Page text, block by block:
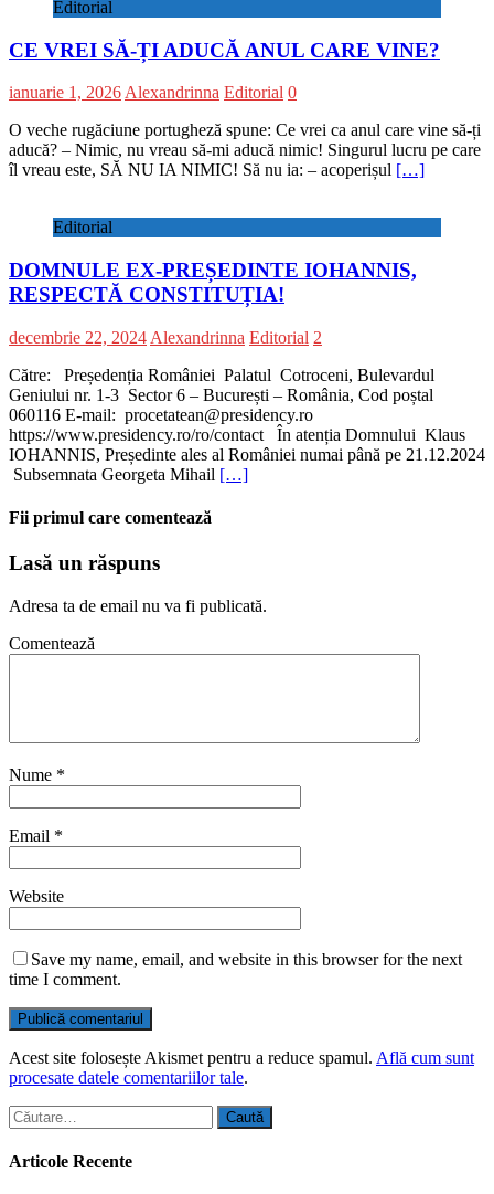
Editorial
CE VREI SĂ-ȚI ADUCĂ ANUL CARE VINE?
ianuarie 1, 2026Alexandrinna Editorial 0
O veche rugăciune portugheză spune: Ce vrei ca anul care vine să-ți
aducă? – Nimic, nu vreau să-mi aducă nimic! Singurul lucru pe care
îl vreau este, SĂ NU IA NIMIC! Să nu ia: – acoperișul […]
Editorial
DOMNULE EX-PREȘEDINTE IOHANNIS,
RESPECTĂ CONSTITUȚIA!
decembrie 22, 2024 Alexandrinna Editorial 2
Către: Președenția României Palatul Cotroceni, Bulevardul
Geniului nr. 1-3 Sector 6 – București – România, Cod poștal
060116 E-mail: procetatean@presidency.ro
https://www.presidency.ro/ro/contact În atenția Domnului Klaus
IOHANNIS, Președinte ales al României numai până pe 21.12.2024
Subsemnata Georgeta Mihail […]
Fii primul care comentează
Lasă un răspuns
Adresa ta de email nu va fi publicată.
Comentează
Nume *
Email *
Website
Save my name, email, and website in this browser for the next
time I comment.
Acest site folosește Akismet pentru a reduce spamul. Află cum sunt
procesate datele comentariilor tale.
Caută
după:
Articole Recente